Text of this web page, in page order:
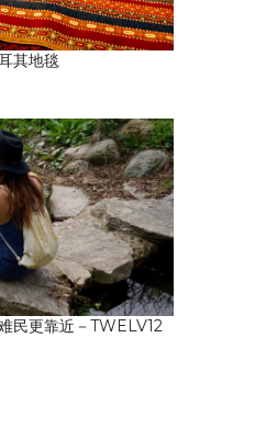
其地毯
民更靠近－TWELV12